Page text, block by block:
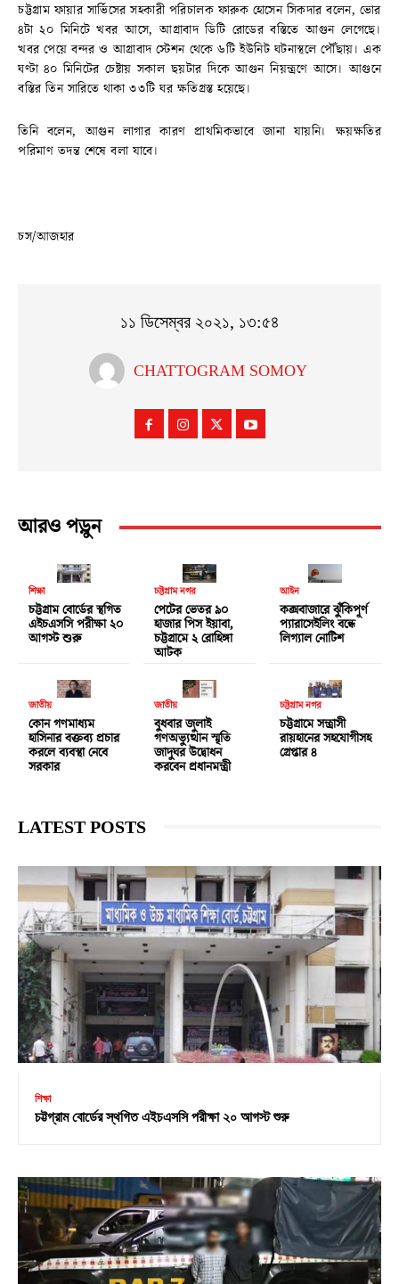
চট্টগ্রাম ফায়ার সার্ভিসের সহকারী পরিচালক ফারুক হোসেন সিকদার বলেন, ভোর
৪টা ২০ মিনিটে খবর আসে, আগ্রাবাদ ডিটি রোডের বস্তিতে আগুন লেগেছে।
খবর পেয়ে বন্দর ও আগ্রাবাদ স্টেশন থেকে ৬টি ইউনিট ঘটনাস্থলে পৌঁছায়। এক
ঘণ্টা ৪০ মিনিটের চেষ্টায় সকাল ছয়টার দিকে আগুন নিয়ন্ত্রণে আসে। আগুনে
বস্তির তিন সারিতে থাকা ৩৩টি ঘর ক্ষতিগ্রস্ত হয়েছে।
তিনি বলেন, আগুন লাগার কারণ প্রাথমিকভাবে জানা যায়নি। ক্ষয়ক্ষতির
পরিমাণ তদন্ত শেষে বলা যাবে।
চস/আজহার
১১ ডিসেম্বর ২০২১, ১৩:৫৪
CHATTOGRAM SOMOY
আরও পড়ুন
শিক্ষা
চট্টগ্রাম বোর্ডের স্থগিত
এইচএসসি পরীক্ষা ২০
আগস্ট শুরু
চট্টগ্রাম নগর
পেটের ভেতর ৯০
হাজার পিস ইয়াবা,
চট্টগ্রামে ২ রোহিঙ্গা
আটক
আইন
কক্সবাজারে ঝুঁকিপূর্ণ
প্যারাসেইলিং বন্ধে
লিগ্যাল নোটিশ
জাতীয়
কোন গণমাধ্যম
হাসিনার বক্তব্য প্রচার
করলে ব্যবস্থা নেবে
সরকার
জাতীয়
বুধবার জুলাই
গণঅভ্যুত্থান স্মৃতি
জাদুঘর উদ্বোধন
করবেন প্রধানমন্ত্রী
চট্টগ্রাম নগর
চট্টগ্রামে সন্ত্রাসী
রায়হানের সহযোগীসহ
গ্রেপ্তার ৪
LATEST POSTS
শিক্ষা
চট্টগ্রাম বোর্ডের স্থগিত এইচএসসি পরীক্ষা ২০ আগস্ট শুরু